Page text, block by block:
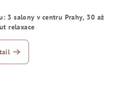
3 salony v centru Prahy, 30 až
relaxace